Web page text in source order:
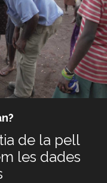
de la pell
les dades